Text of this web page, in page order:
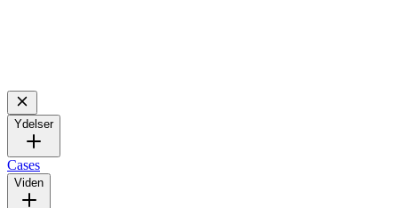
Ydelser
Cases
Viden